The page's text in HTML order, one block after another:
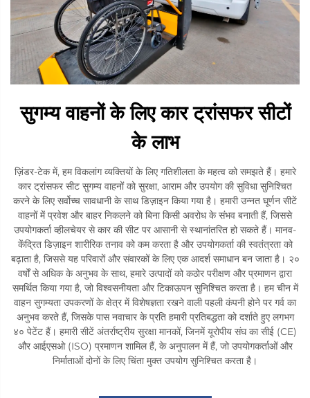
सुगम्य वाहनों के लिए कार ट्रांसफर सीटों
के लाभ
ज़िंडर-टेक में, हम विकलांग व्यक्तियों के लिए गतिशीलता के महत्व को समझते हैं। हमारे
कार ट्रांसफर सीट सुगम्य वाहनों को सुरक्षा, आराम और उपयोग की सुविधा सुनिश्चित
करने के लिए सर्वोच्च सावधानी के साथ डिज़ाइन किया गया है। हमारी उन्नत घूर्णन सीटें
वाहनों में प्रवेश और बाहर निकलने को बिना किसी अवरोध के संभव बनाती हैं, जिससे
उपयोगकर्ता व्हीलचेयर से कार की सीट पर आसानी से स्थानांतरित हो सकते हैं। मानव-
केंद्रित डिज़ाइन शारीरिक तनाव को कम करता है और उपयोगकर्ता की स्वतंत्रता को
बढ़ाता है, जिससे यह परिवारों और संवारकों के लिए एक आदर्श समाधान बन जाता है। २०
वर्षों से अधिक के अनुभव के साथ, हमारे उत्पादों को कठोर परीक्षण और प्रमाणन द्वारा
समर्थित किया गया है, जो विश्वसनीयता और टिकाऊपन सुनिश्चित करता है। हम चीन में
वाहन सुगम्यता उपकरणों के क्षेत्र में विशेषज्ञता रखने वाली पहली कंपनी होने पर गर्व का
अनुभव करते हैं, जिसके पास नवाचार के प्रति हमारी प्रतिबद्धता को दर्शाते हुए लगभग
४० पेटेंट हैं। हमारी सीटें अंतर्राष्ट्रीय सुरक्षा मानकों, जिनमें यूरोपीय संघ का सीई (CE)
और आईएसओ (ISO) प्रमाणन शामिल हैं, के अनुपालन में हैं, जो उपयोगकर्ताओं और
निर्माताओं दोनों के लिए चिंता मुक्त उपयोग सुनिश्चित करता है।